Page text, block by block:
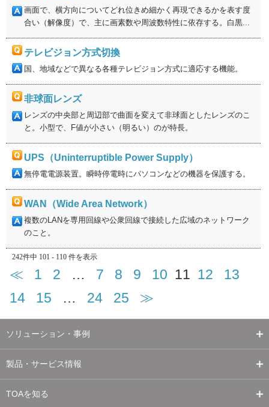
画面で、横方向についてどれ位きめ細かく再現できるかを表す度
合い（解像度）で、主に画素数や周波数特性に依存する。白黒...
テレビジョン方式切換
国、地域などで異なる各種テレビジョン方式に適応する機能。
非球面レンズ
レンズの中央部と周辺部で曲面を変えて非球面としたレンズのこ
と。小型で、F値が小さい（明るい）のが特長。
UPS（Uninterruptible Power Supply）
無停電電源装置。瞬時停電時にパソコンなどの機器を保護する。
WAN（Wide Area Network）
複数のLANを専用回線や公衆回線で接続した広域のネットワーク
のこと。
242件中 101 - 110 件を表示
≪ 1 2 … 7 8 9 10 11 12
13
14
15 … 24 25 ≫
ソリューション・事例
製品・サービス情報
TOAを知る